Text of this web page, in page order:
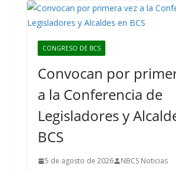
CONGRESO DE BCS
Convocan por
a la Conferencia de
Legisladores y
BCS
5 de agosto de 2026 NBCS Noticias